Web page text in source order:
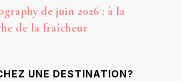
de juin 2026 : à la
de la fraîcheur
UNE DESTINATION?